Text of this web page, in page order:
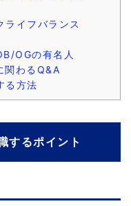
ライフバランス
OGの有名人
関わるQ&A
る方法
するポイント